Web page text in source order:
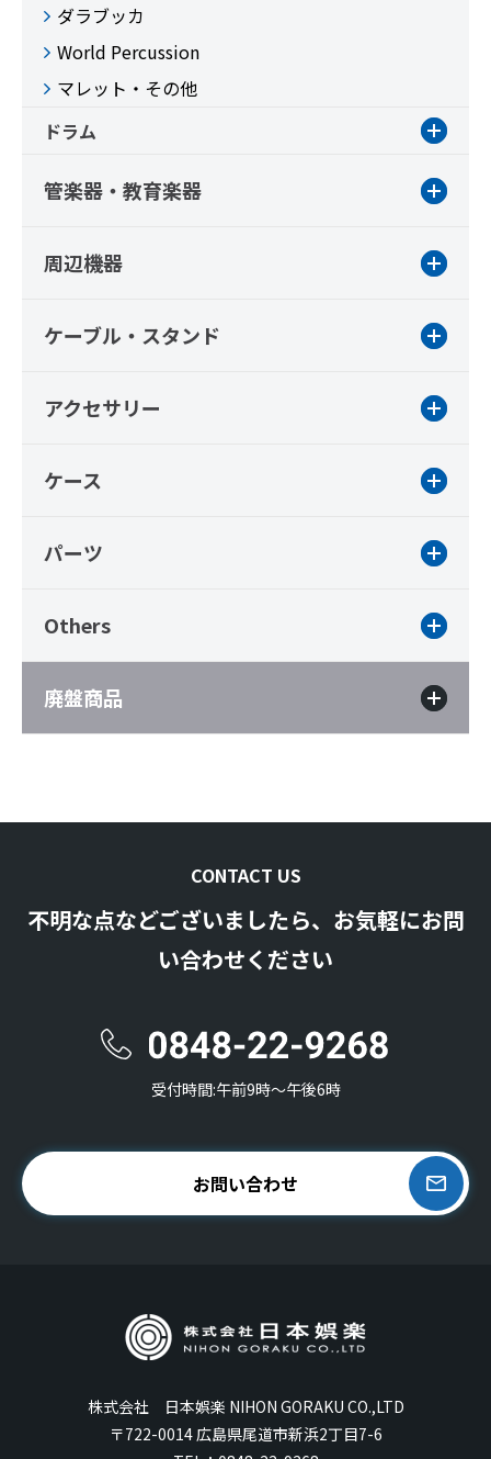
ダラブッカ
World Percussion
マレット・その他
ドラム
管楽器・教育楽器
周辺機器
ケーブル・スタンド
アクセサリー
ケース
パーツ
Others
廃盤商品
CONTACT US
不明な点などございましたら、お気軽にお問
い合わせください
受付時間:午前9時〜午後6時
お問い合わせ
株式会社 日本娯楽 NIHON GORAKU CO.,LTD
〒722-0014 広島県尾道市新浜2丁目7-6